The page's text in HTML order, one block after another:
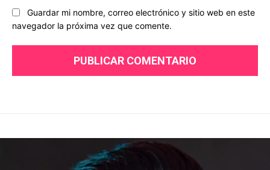
Guardar mi nombre, correo electrónico y sitio web en este
navegador la próxima vez que comente.